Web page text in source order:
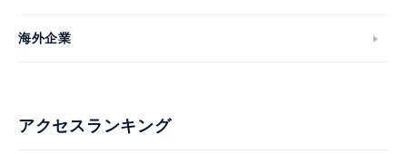
海外企業
アクセスランキング